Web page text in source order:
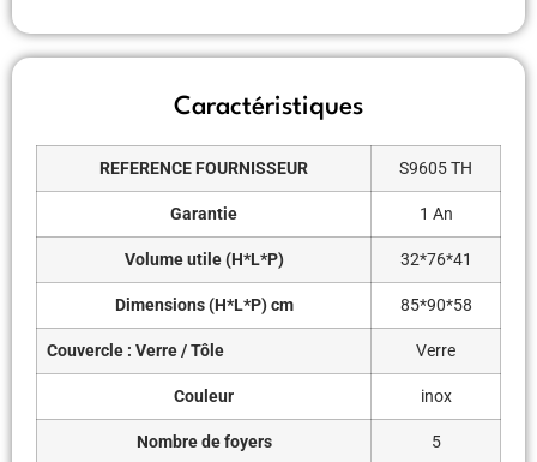
Caractéristiques
REFERENCE FOURNISSEUR S9605 TH
Garantie 1 An
Volume utile (H*L*P) 32*76*41
Dimensions (H*L*P) cm 85*90*58
Couvercle : Verre / Tôle Verre
Couleur inox
Nombre de foyers 5